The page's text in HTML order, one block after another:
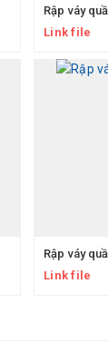
Rập váy
Link file
Rập váy
Link file